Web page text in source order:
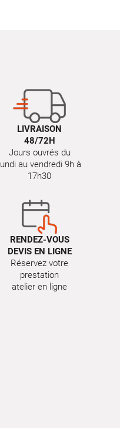
LIVRAISON
48/72H
Jours ouvrés du
lundi au vendredi 9h à
17h30
RENDEZ-VOUS
DEVIS EN LIGNE
Réservez votre
prestation
atelier en ligne